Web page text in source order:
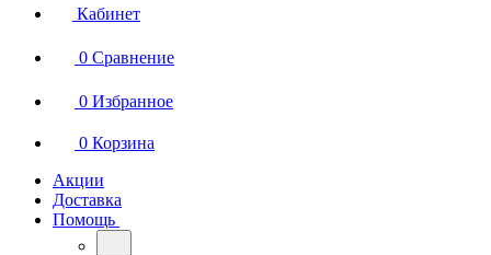
Кабинет
0 Сравнение
0 Избранное
0 Корзина
Акции
Доставка
Помощь